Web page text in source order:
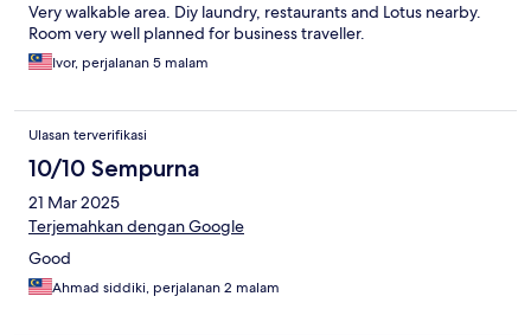
Very walkable area. Diy laundry, restaurants and Lotus nearby.
Room very well planned for business traveller.
Ivor, perjalanan 5 malam
Ulasan terverifikasi
10/10 Sempurna
21 Mar 2025
Terjemahkan dengan Google
Good
Ahmad siddiki, perjalanan 2 malam